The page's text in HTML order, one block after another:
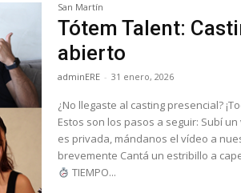
San Martín
Tótem Talent:
abierto
adminERE - 31 enero, 2026
¿No llegaste al casting presencial? ¡Todavía hay una oportunidad!
Estos son los pasos a seguir: Subí un video en tu perfil (si tu cuenta
es privada, mándanos el vídeo a
brevemente Cantá un estribillo a
TIEMPO...